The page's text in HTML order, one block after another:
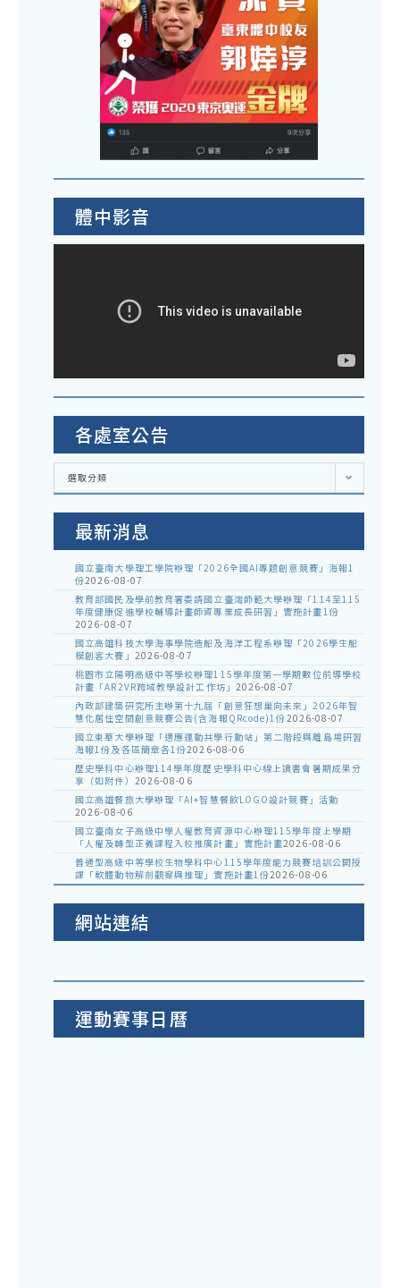
體中影音
各處室公告
各
室
選取分類
最新消息
國立臺南大學理工學院辦理「2026全國AI專題創意競賽」海報1
份2026-08-07
教育部國民及學前教育署委請國立臺灣師範大學辦理「114至115
年度健康促進學校輔導計畫師資專業成長研習」實施計畫1份
2026-08-07
國立高雄科技大學海事學院造船及海洋工程系辦理「2026學生船
模創客大賽」 2026-08-07
桃園市立陽明高級中等學校辦理115學年度第一學期數位前導學校
計畫「AR2VR跨域教學設計工作坊」 2026-08-07
內政部建築研究所主辦第十九屆「創意狂想巢向未來」2026年智
慧化居住空間創意競賽公告(含海報QRcode)1份2026-08-07
國立東華大學辦理「適應運動共學行動站」第二階段與離島場研習
海報1份及各區簡章各1份2026-08-06
歷史學科中心辦理114學年度歷史學科中心線上讀書會暑期成果分
享（如附件） 2026-08-06
國立高雄餐旅大學辦理「AI+智慧餐飲LOGO設計競賽」活動
2026-08-06
國立臺南女子高級中學人權教育資源中心辦理115學年度上學期
「人權及轉型正義課程入校推廣計畫」實施計畫2026-08-06
普通型高級中等學校生物學科中心115學年度能力競賽培訓公開授
課「軟體動物解剖觀察與推理」實施計畫1份2026-08-06
網站連結
運動賽事日曆